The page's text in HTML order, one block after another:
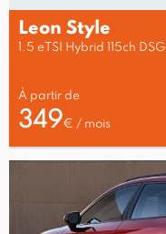
Leon Style
1.5 eTSI Hybrid 115ch DSG
À partir de
349€ / mois